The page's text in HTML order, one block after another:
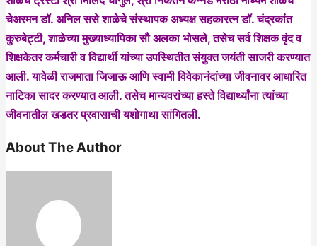
चेअरमन डॉ. अनिल ससे शाळेचे संस्थापक अध्यक्ष सहकारत्न डॉ. चंद्रकांत
कुरुबेट्टी, शाळेच्या मुख्याध्यापिका सौ अलका भोसले, तसेच सर्व शिक्षक वृंद व
शिक्षकेतर कर्मचारी व विद्यार्थी यांच्या उपस्थितीत संयुक्त जयंती साजरी करण्यात
आली. यावेळी राजमाता जिजाऊ आणि स्वामी विवेकानंदांच्या जीवनावर आधारित
नाटिका सादर करण्यात आली. तसेच मान्यवरांच्या हस्ते विद्यार्थ्यांना त्यांच्या
जीवनातील खडतर प्रवासाची यशोगाथा सांगितली.
About The Author